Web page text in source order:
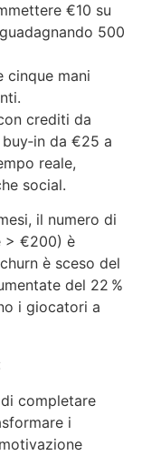
€10 su
500
cinque mani
crediti da
da €25 a
reale,
social.
il numero di
> €200) è
è sceso del
del 22 %
i giocatori a
completare
i